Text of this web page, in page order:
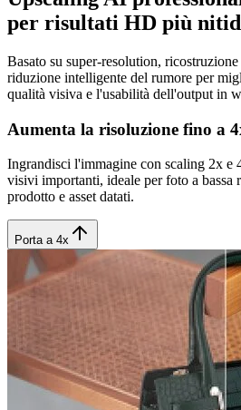
per risultati HD più
Basato su super-resolution,
riduzione intelligente del rumore per
qualità visiva e l'usabilità dell'output in
Aumenta la risoluzione fino a
Ingrandisci l'immagine con scaling 2x e
visivi importanti, ideale per foto a bassa
prodotto e asset datati.
Porta a 4x